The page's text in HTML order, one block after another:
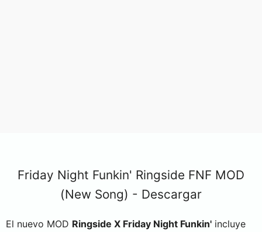
Friday Night Funkin' Ringside FNF MOD
(New Song) - Descargar
El nuevo MOD Ringside X Friday Night Funkin' incluye